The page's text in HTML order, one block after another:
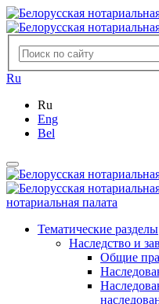
Ru
Ru
Eng
Bel
нотариальная палата
Тематические разделы
Наследство и
Общие